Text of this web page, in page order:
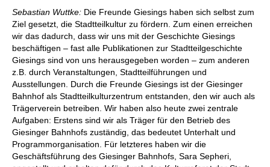
Sebastian Wuttke: Die Freunde Giesings haben sich selbst zum
Ziel gesetzt, die Stadtteilkultur zu fördern. Zum einen erreichen
wir das dadurch, dass wir uns mit der Geschichte Giesings
beschäftigen – fast alle Publikationen zur Stadtteilgeschichte
Giesings sind von uns herausgegeben worden – zum anderen
z.B. durch Veranstaltungen, Stadtteilführungen und
Ausstellungen. Durch die Freunde Giesings ist der Giesinger
Bahnhof als Stadtteilkulturzentrum entstanden, den wir auch als
Träger­verein betreiben. Wir haben also heute zwei zentrale
Aufgaben: Erstens sind wir als Träger für den Betrieb des
Giesinger Bahnhofs zuständig, das bedeutet Unterhalt und
Programmorganisation. Für letzteres haben wir die
Geschäftsführung des Giesinger Bahnhofs, Sara Sepheri,